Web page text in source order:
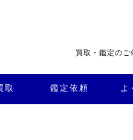
買取・鑑定のご
取 鑑定依頼 よ